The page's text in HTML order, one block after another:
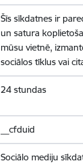
Šīs sīkdatnes ir
un satura
mūsu vietnē,
sociālos tīklus vai
24 stundas
__cfduid
Sociālo mediju